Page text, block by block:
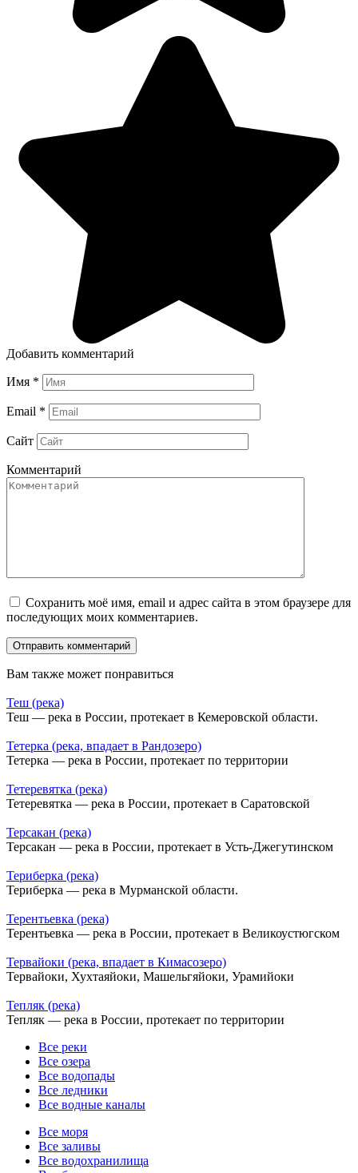
Добавить комментарий
Имя *
Email *
Сайт
Комментарий
Сохранить моё имя, email и адрес сайта в этом браузере для
последующих моих комментариев.
Вам также может понравиться
Теш (река)
Теш — река в России, протекает в Кемеровской области.
Тетерка (река, впадает в Рандозеро)
Тетерка — река в России, протекает по территории
Тетеревятка (река)
Тетеревятка — река в России, протекает в Саратовской
Терсакан (река)
Терсакан — река в России, протекает в Усть-Джегутинском
Териберка (река)
Териберка — река в Мурманской области.
Терентьевка (река)
Терентьевка — река в России, протекает в Великоустюгском
Тервайоки (река, впадает в Кимасозеро)
Тервайоки, Хухтаяйоки, Машельгяйоки, Урамийоки
Тепляк (река)
Тепляк — река в России, протекает по территории
Все реки
Все озера
Все водопады
Все ледники
Все водные каналы
Все моря
Все заливы
Все водохранилища